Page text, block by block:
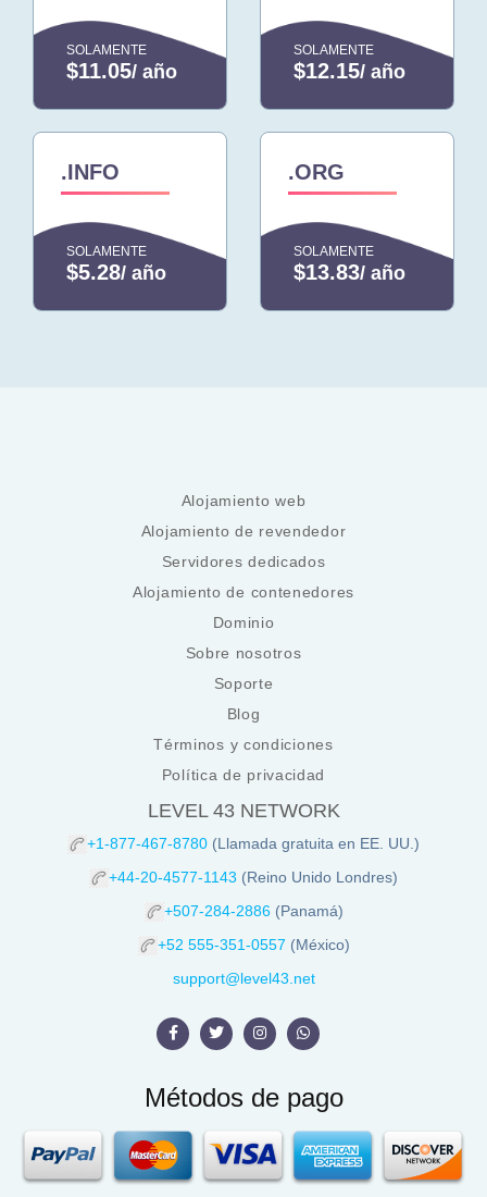
SOLAMENTE
$11.05/ año
SOLAMENTE
$12.15/ año
.INFO
SOLAMENTE
$5.28/ año
.ORG
SOLAMENTE
$13.83/ año
Alojamiento web
Alojamiento de revendedor
Servidores dedicados
Alojamiento de contenedores
Dominio
Sobre nosotros
Soporte
Blog
Términos y condiciones
Política de privacidad
LEVEL 43 NETWORK
+1-877-467-8780 (Llamada gratuita en EE. UU.)
+44-20-4577-1143 (Reino Unido Londres)
+507-284-2886 (Panamá)
+52 555-351-0557 (México)
support@level43.net
Métodos de pago